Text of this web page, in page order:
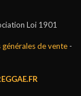
Loi 1901
de vente-